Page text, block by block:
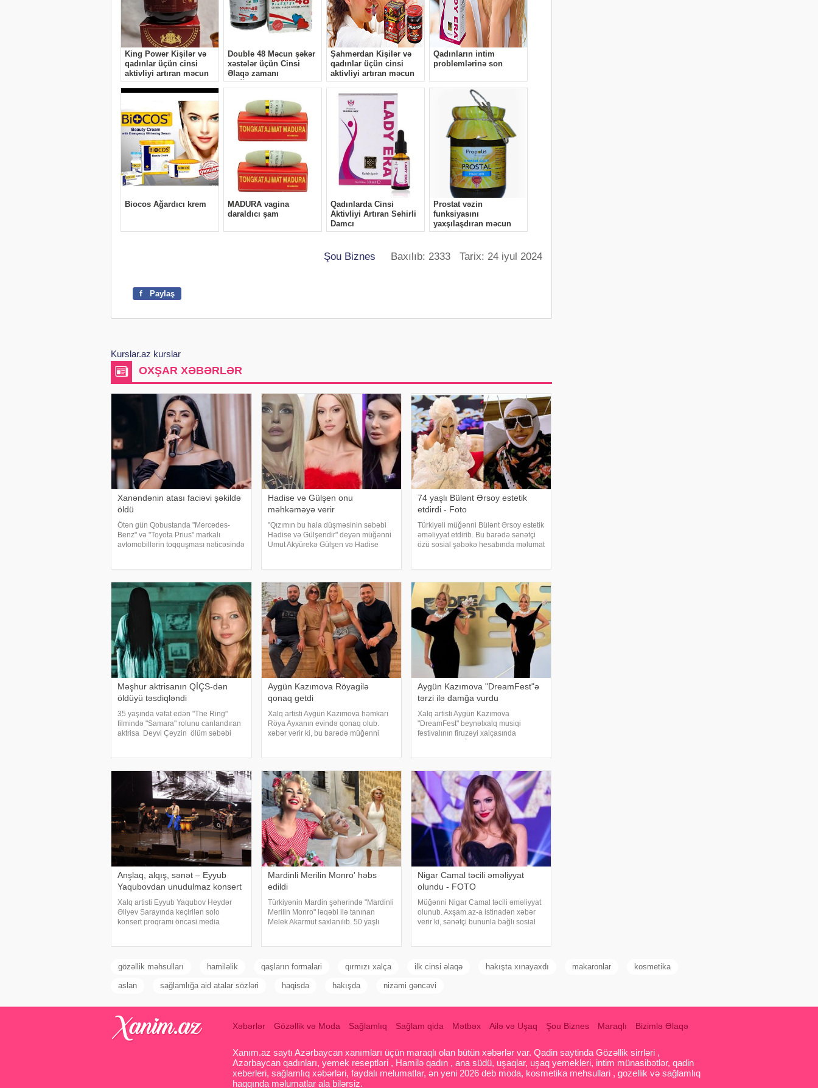
Şou Biznes Baxılıb: 2333 Tarix: 24 iyul 2024
f Paylaş
Kurslar.az kurslar
OXŞAR XƏBƏRLƏR
Xanəndənin atası faciəvi şəkildə
öldü
Ötən gün Qobustanda "Mercedes-
Benz" və "Toyota Prius" markalı
avtomobillərin toqquşması nəticəsində
Hadise və Gülşen onu
məhkəməyə verir
"Qızımın bu hala düşməsinin səbəbi
Hadise və Gülşendir" deyən müğənni
Umut Akyürekə Gülşen və Hadise
74 yaşlı Bülənt Ərsoy estetik
etdirdi - Foto
Türkiyəli müğənni Bülənt Ərsoy estetik
əməliyyat etdirib. Bu barədə sənətçi
özü sosial şəbəkə hesabında məlumat
Məşhur aktrisanın QİÇS-dən
öldüyü təsdiqləndi
35 yaşında vəfat edən "The Ring"
filmində "Samara" rolunu canlandıran
aktrisa Deyvi Çeyzin ölüm səbəbi
Aygün Kazımova Röyagilə
qonaq getdi
Xalq artisti Aygün Kazımova həmkarı
Röya Ayxanın evində qonaq olub.
xəbər verir ki, bu barədə müğənni
səbəb olub
Aygün Kazımova "DreamFest"ə
tərzi ilə damğa vurdu
Xalq artisti Aygün Kazımova
"DreamFest" beynəlxalq musiqi
festivalının firuzəyi xalçasında
düzümü il
Anşlaq, alqış, sənət – Eyyub
Yaqubovdan unudulmaz konsert
Xalq artisti Eyyub Yaqubov Heydər
Əliyev Sarayında keçirilən solo
konsert proqramı öncəsi media
Mardinli Merilin Monro' həbs
edildi
Türkiyənin Mardin şəhərində "Mardinli
Merilin Monro" ləqəbi ilə tanınan
Melek Akarmut saxlanılıb. 50 yaşlı
Nigar Camal təcili əməliyyat
olundu - FOTO
Müğənni Nigar Camal təcili əməliyyat
olunub. Axşam.az-a istinadən xəbər
verir ki, sənətçi bununla bağlı sosial
gözəllik məhsulları hamiləlik qaşların formalari qırmızı xalça ilk cinsi əlaqə hakışta xınayaxdı makaronlar kosmetika
aslan sağlamlığa aid atalar sözləri haqisda hakışda nizami gəncəvi
Xəbərlər Gözəllik və Moda Sağlamlıq Sağlam qida Mətbəx Ailə və Uşaq Şou Biznes Maraqlı Bizimlə Əlaqə
Xanım.az saytı Azərbaycan xanımları üçün maraqlı olan bütün xəbərlər var. Qadin saytinda Gözəllik sirrləri ,
Azərbaycan qadınları, yemek reseptləri , Hamilə qadın , ana südü, uşaqlar, uşaq yemekleri, intim münasibətlər, qadin
xeberleri, sağlamlıq xəbərləri, faydalı melumatlar, ən yeni 2026 deb moda, kosmetika mehsullari , gozellik və sağlamlıq
haqqında məlumatlar ala bilərsiz.